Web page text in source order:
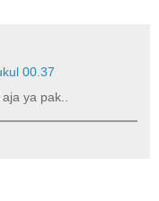
00.37
ya pak..